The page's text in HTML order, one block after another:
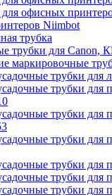
офисных
Niimbot
трубка
трубки для Canon,
маркировочные
трубки для
трубки для
трубки для
трубки для
трубки для
трубки для
трубки для